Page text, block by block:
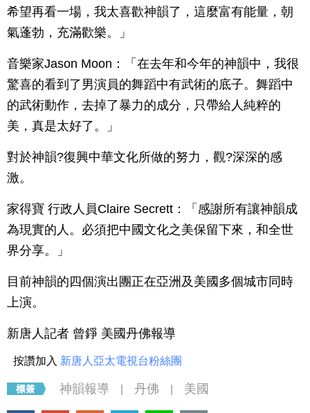
希望再看一場，我太喜歡神韻了，這麼富有能量，朝
氣蓬勃，充滿歡樂。」
音樂家Jason Moon：「在去年和今年的神韻中，我很
驚喜的看到了男演員的舞蹈中有武術的底子。舞蹈中
的武術動作，去掉了暴力的成分，只帶給人純粹的
美，真是太好了。」
對於神韻?復興中華文化所做的努力，觀?深深的感
激。
家得寶 行政人員Claire Secrett：「感謝所有讓神韻成
為現實的人。必須把中國文化之美保留下來，和全世
界分享。」
目前神韻的四個演出團正在亞洲及美國多個城市同時
上演。
新唐人記者 曾錚 美國丹佛報導
按讚加入 新唐人亞太電視台粉絲團
神韻報導 丹佛 美國